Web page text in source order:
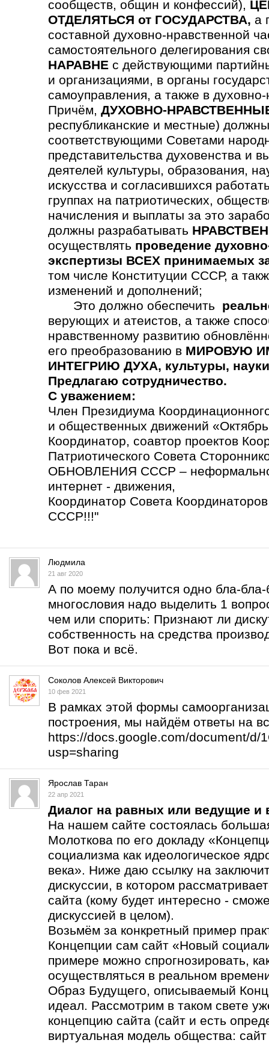
сообществ, общин и конфессий),
ОТДЕЛЯТЬСЯ от ГОСУДАРСТВА, а
составной духовно-нравственной
самостоятельного делегирования
НАРАВНЕ с действующими
и организациями, в органы
самоуправления, а также в
Причём, ДУХОВНО-
республиканские и местные)
соответствующими Советами
предста­вительства духовен­ства и
деятелей культуры, образования,
искусства и согла­сившихся
группах на патриотических,
начисления и выплаты за это
должны разрабатывать
осуществлять проведение
экспертизы ВСЕХ принимаемых
том числе Конституции СССР, а
изменений и дополнений;
Это должно обеспечить
верующих и атеистов, а также
нравственному развитию
его преобразованию в МИРОВУЮ
ИНТЕГРИЮ ДУХА, культуры,
Предлагаю сотрудничество.
С уважением:
Член Президиума
и общественных движений
Координатор, соавтор проектов
Патриотического Совета
ОБНОВЛЕНИЯ СССР –
интернет - движения,
Координатор Совета
СССР!!!"
Людмила
21 авг 2020
А по моему получится одно бла-бла-
многословия надо выделить 1
чем или спорить: Признают ли
собственность на средства
Вот пока и всё.
Соколов Алексей Викторович
10 фев 2021
В рамках этой формы
построения, мы найдём ответы на
https://docs.google.com/document/d/
usp=sharing
Ярослав Таран
22 апр 2021
Диалог на равных или ведущие и
На нашем сайте состоялась
Молоткова по его докладу
социализма как идеологическое
века». Ниже даю ссылку на
дискуссии, в котором
сайта (кому будет интересно -
дискуссией в целом).
Возьмём за конкретный пример
Концепции сам сайт «Новый
примере можно спрогнозировать,
осуществляться в реальном
Образ Будущего, описываемый
идеал. Рассмотрим в таком свете
концепцию сайта (сайт и есть
виртуальная модель общества: